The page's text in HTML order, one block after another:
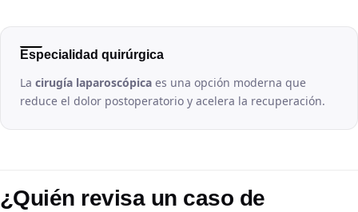
Especialidad quirúrgica
La cirugía laparoscópica es una opción moderna que
reduce el dolor postoperatorio y acelera la recuperación.
¿Quién revisa un caso de